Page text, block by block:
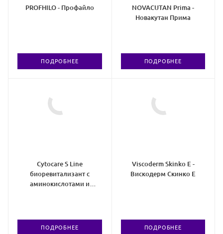
PROFHILO - Профайло
ПОДРОБНЕЕ
NOVACUTAN Prima -
Новакутан Прима
ПОДРОБНЕЕ
Cytocare S Line
биоревитализант с
аминокислотами и
ПОДРОБНЕЕ
Viscoderm Skinko E -
Вискодерм Скинко Е
ПОДРОБНЕЕ